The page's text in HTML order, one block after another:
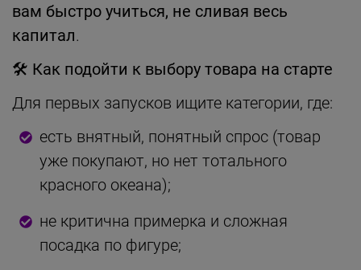
вам быстро учиться, не сливая весь
капитал.
🛠 Как подойти к выбору товара на старте
Для первых запусков ищите категории, где:
есть внятный, понятный спрос (товар
уже покупают, но нет тотального
красного океана);
не критична примерка и сложная
посадка по фигуре;